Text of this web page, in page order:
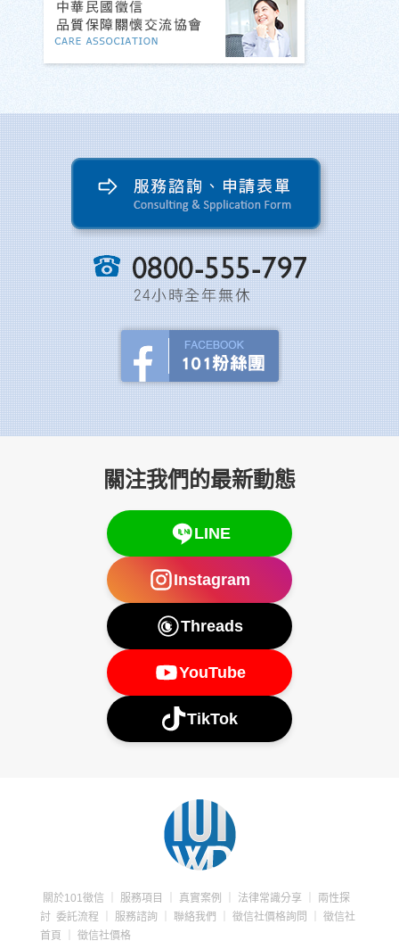
關注我們的最新動態
LINE
Instagram
Threads
YouTube
TikTok
關於101徵信 服務項目 真實案例 法律常識分享
兩性探
討 委託流程 服務諮詢 聯絡我們 徵信社價格詢問
徵信社
首頁
徵信社價格